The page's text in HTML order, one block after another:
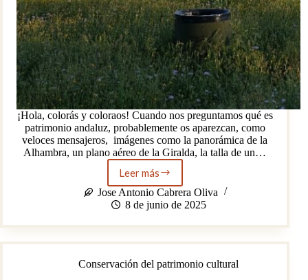
¡Hola, colorás y coloraos! Cuando nos preguntamos qué es
patrimonio andaluz, probablemente os aparezcan, como
veloces mensajeros, imágenes como la panorámica de la
Alhambra, un plano aéreo de la Giralda, la talla de un…
Leer más¿Puede
mutar
el
de
patrimonio
Jose Antonio Cabrera Oliva
8 de junio de 2025
Conservación del patrimonio cultural